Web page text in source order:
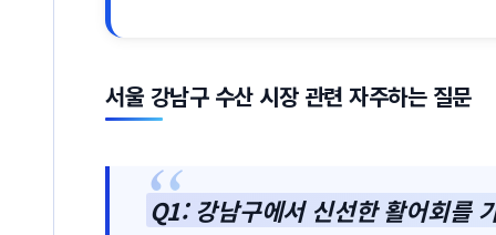
서울 강남구 수산 시장 관련 자주하는 질문
Q1: 강남구에서 신선한 활어회를